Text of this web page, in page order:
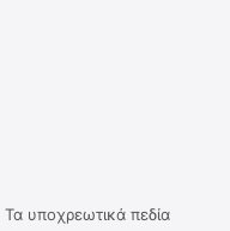
Τα υποχρεωτικά πεδία